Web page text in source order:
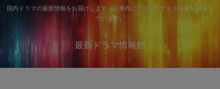
国内ドラマの最新情報をお届けします（記事内にアフィリエイト広告を利用し
ています）
最新ドラマ情報館